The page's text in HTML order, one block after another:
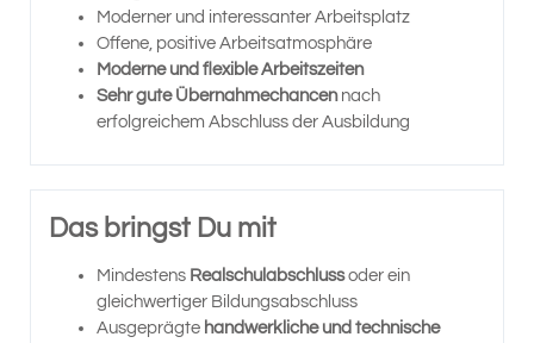
Moderner und interessanter Arbeitsplatz
Offene, positive Arbeitsatmosphäre
Moderne und flexible Arbeitszeiten
Sehr gute Übernahmechancennach
erfolgreichem Abschluss der Ausbildung
Das bringst Du mit
Mindestens Realschulabschlussoder ein
gleichwertiger Bildungsabschluss
Ausgeprägte handwerkliche und technische